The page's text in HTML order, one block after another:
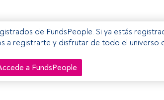
de FundsPeople. Si ya estás
a registrarte y disfrutar de todo el universo
a FundsPeople